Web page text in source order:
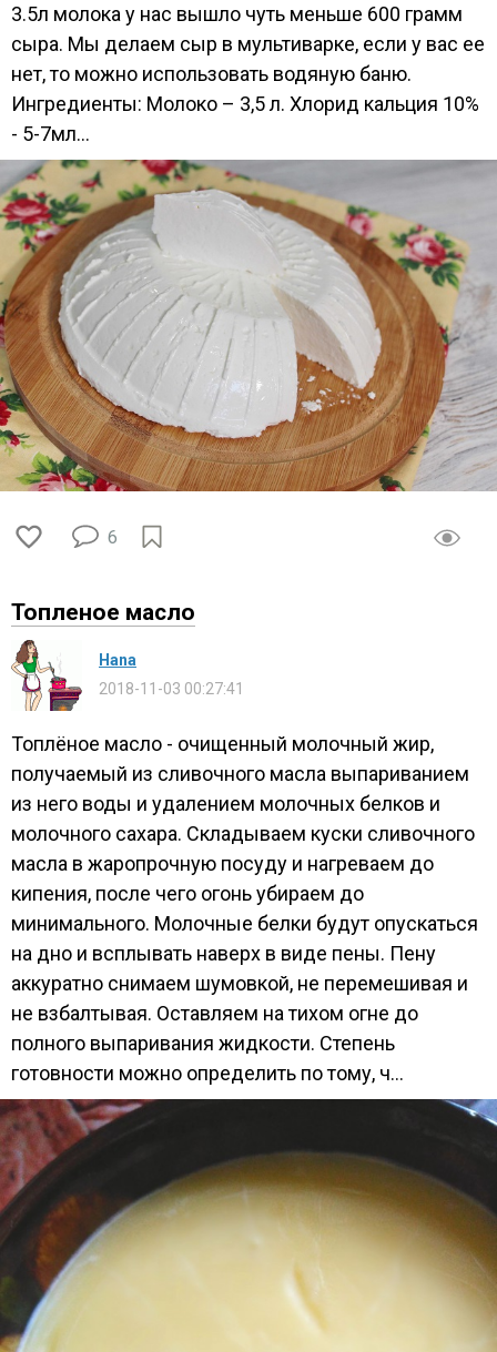
3.5л молока у нас вышло чуть меньше 600 грамм
сыра. Мы делаем сыр в мультиварке, если у вас ее
нет, то можно использовать водяную баню.
Ингредиенты: Молоко – 3,5 л. Хлорид кальция 10%
- 5-7мл...
6
Топленое масло
Нana
2018-11-03 00:27:41
Топлёное масло - очищенный молочный жир,
получаемый из сливочного масла выпариванием
из него воды и удалением молочных белков и
молочного сахара. Складываем куски сливочного
масла в жаропрочную посуду и нагреваем до
кипения, после чего огонь убираем до
минимального. Молочные белки будут опускаться
на дно и всплывать наверх в виде пены. Пену
аккуратно снимаем шумовкой, не перемешивая и
не взбалтывая. Оставляем на тихом огне до
полного выпаривания жидкости. Степень
готовности можно определить по тому, ч...